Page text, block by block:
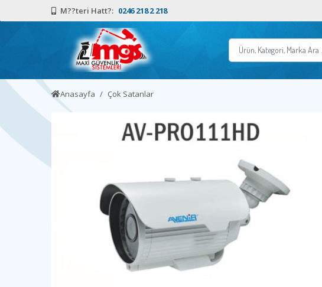
M??teri Hatt?: 0246 218 2 218
Anasayfa Çok Satanlar